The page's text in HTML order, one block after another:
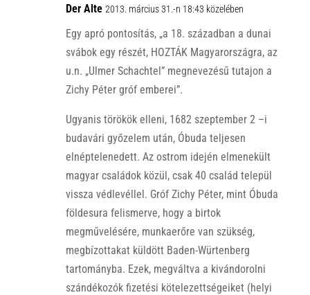
o
k
Der Alte 2013. március 31.-n 18:43 közelében
Egy apró pontosítás, „a 18. században a dunai
svábok egy részét, HOZTÁK Magyarországra, az
u.n. „Ulmer Schachtel” megnevezésű tutajon a
Zichy Péter gróf emberei”.
Ugyanis törökök elleni, 1682 szeptember 2 –i
budavári győzelem után, Óbuda teljesen
elnéptelenedett. Az ostrom idején elmenekült
magyar családok közül, csak 40 család települ
vissza védlevéllel. Gróf Zichy Péter, mint Óbuda
földesura felismerve, hogy a birtok
megművelésére, munkaerőre van szükség,
megbízottakat küldött Baden-Würtenberg
tartományba. Ezek, megváltva a kivándorolni
szándékozók fizetési kötelezettségeiket (helyi